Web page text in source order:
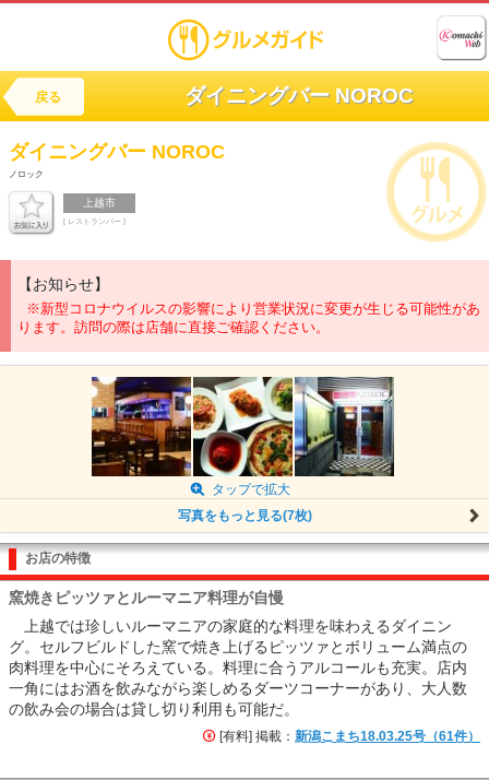
戻る ダイニングバー NOROC
ダイニングバー NOROC
ノロック
上越市
[ レストランバー ]
【お知らせ】
※新型コロナウイルスの影響により営業状況に変更が生じる可能性があ
ります。訪問の際は店舗に直接ご確認ください。
タップで拡大
写真をもっと見る(7枚)
お店の特徴
窯焼きピッツァとルーマニア料理が自慢
上越では珍しいルーマニアの家庭的な料理を味わえるダイニン
グ。セルフビルドした窯で焼き上げるピッツァとボリューム満点の
肉料理を中心にそろえている。料理に合うアルコールも充実。店内
一角にはお酒を飲みながら楽しめるダーツコーナーがあり、大人数
の飲み会の場合は貸し切り利用も可能だ。
[有料] 掲載： 新潟こまち18.03.25号（61件）